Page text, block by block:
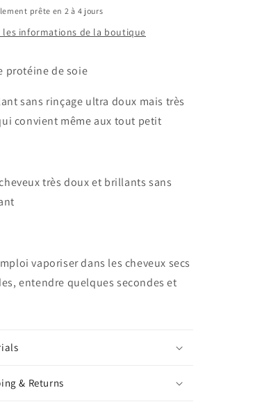
prête en 2 à 4 jours
les informations de la boutique
protéine de soie
sans rinçage ultra doux mais très
convient même aux tout petit
très doux et brillants sans
vaporiser dans les cheveux secs
entendre quelques secondes et
& Returns